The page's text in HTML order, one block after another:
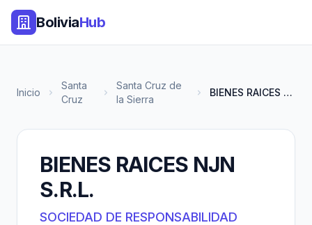
BoliviaHub
Inicio
Santa
Cruz
Santa Cruz de
la Sierra
BIENES RAICES NJN S.R.L.
BIENES RAICES NJN
S.R.L.
SOCIEDAD DE RESPONSABILIDAD